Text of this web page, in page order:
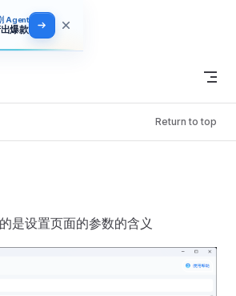
Agent
爆款
Return to top
是设置页面的参数的含义